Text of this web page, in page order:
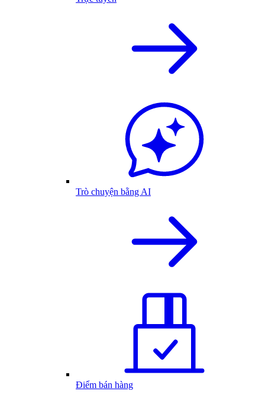
Trò chuyện bằng AI
Điểm bán hàng